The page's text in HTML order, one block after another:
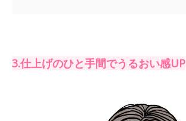
3.仕上げのひと手間でうるおい感UP